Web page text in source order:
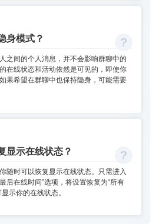
身模式？
之间的个人消息，并不会影响群聊中的
在线状态和活动依然是可见的，即使你
果希望在群聊中也保持隐身，可能需要
显示在线状态？
随时可以恢复显示在线状态。只需进入
后在线时间”选项，将设置恢复为“所有
示你的在线状态。